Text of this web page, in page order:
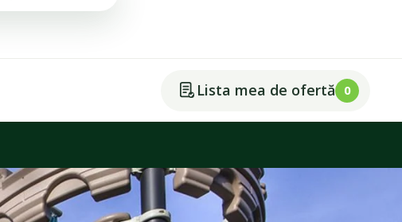
Lista mea de ofertă 0